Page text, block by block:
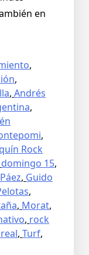
en
,
,
, Andrés
,
,
Rock
domingo 15,
, Guido
,
, Morat,
, rock
, Turf,